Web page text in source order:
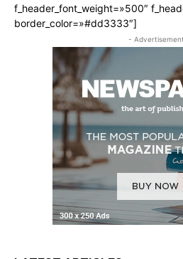
f_header_font_weight=»500″
border_color=»#dd3333″]
-